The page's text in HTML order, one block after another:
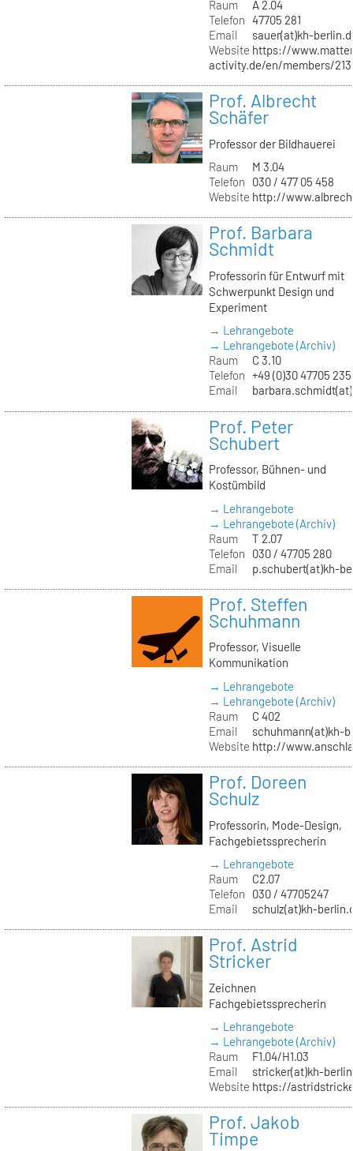
Raum
A 2.04
Telefon 47705 281
Email
sauer(at)kh-
Website https://
activity.de/en/members/
Prof. Albrecht
Schäfer
Professor der Bildhauerei
Raum
M 3.04
Telefon
030 / 477 05 458
Website http://
Prof. Barbara
Schmidt
Professorin für Entwurf mit
Schwerpunkt Design und
Experiment
→ Lehrangebote
→ Lehrangebote (Archiv)
Raum
C 3.10
Telefon +49 (0)30 47705 235
Email
Prof. Peter
Schubert
Professor, Bühnen- und
Kostümbild
→ Lehrangebote
→ Lehrangebote (Archiv)
Raum
T 2.07
Telefon
030 / 47705 280
Email
p.schubert(at)kh-
Prof. Steffen
Schuhmann
Professor, Visuelle
Kommunikation
→ Lehrangebote
→ Lehrangebote (Archiv)
Raum
C 402
Email
schuhmann(at)kh-
Website http://
Prof. Doreen
Schulz
Professorin, Mode-Design,
Fachgebietssprecherin
→ Lehrangebote
Raum
C2.07
Telefon
030 / 47705247
Email
schulz(at)kh-
Prof. Astrid
Stricker
Zeichnen
Fachgebietssprecherin
→ Lehrangebote
→ Lehrangebote (Archiv)
Raum
F1.04/H1.03
Email
stricker(at)kh-
Website https://
Prof. Jakob
Timpe